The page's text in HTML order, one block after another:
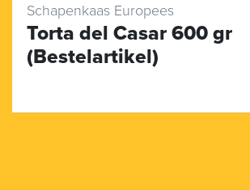
Schapenkaas Europees
Torta del Casar 600 gr
(Bestelartikel)